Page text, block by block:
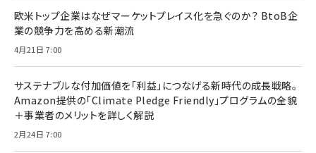
欧米トップ企業はなぜマーケットプレイス化を急ぐのか？ BtoB企
業の競争力を高める新潮流
4月21日 7:00
サステナブルな付加価値を「利益」につなげる新時代の成長戦略。
Amazon提供の「Climate Pledge Friendly」プログラムの全貌
＋事業者のメリットを詳しく解説
2月24日 7:00